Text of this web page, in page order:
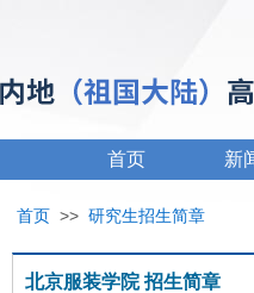
首页 新
首页 >> 研究生招生简章
北京服装学院 招生简章